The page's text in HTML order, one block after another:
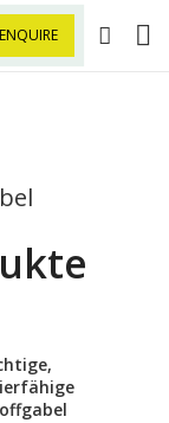
ENQUIRE